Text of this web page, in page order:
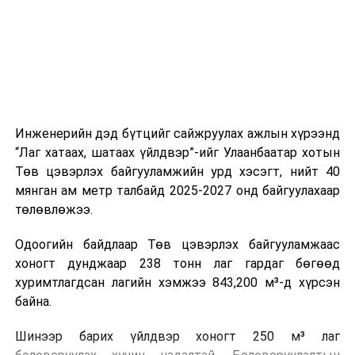
өдөр тутмын ажлын бэлэн байдлыг хангах зэрэг
практик ур чадварыг сургалтын хөтөлбөрт тусгажээ.
Сургалтыг танилцуулах лекц, асуулт-хариулт,
жишээнд суурилсан сургалт, багаар ажиллах дасгал,
танилцах, онцгой нөхцөлд ажиллах дадлага зэрэг
онол, практик хосолсон хэлбэрээр зохион байгуулж
байна.
зохион байгуулах Үндэсний хорооны Ажлын алба,
Инженерийн дэд бүтцийг сайжруулах ажлын хүрээнд
“Лаг хатаах, шатаах үйлдвэр”-ийг Улаанбаатар хотын
Төв цэвэрлэх байгууламжийн урд хэсэгт, нийт 40
мянган ам метр талбайд 2025-2027 онд байгуулахаар
төлөвлөжээ.
Одоогийн байдлаар Төв цэвэрлэх байгууламжаас
хоногт дунджаар 238 тонн лаг гардаг бөгөөд
хуримтлагдсан лагийн хэмжээ 843,200 м³-д хүрсэн
байна.
Шинээр барих үйлдвэр хоногт 250 м³ лаг